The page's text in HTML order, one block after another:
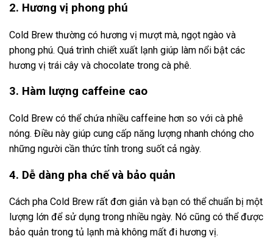
2. Hương vị phong phú
Cold Brew thường có hương vị mượt mà, ngọt ngào và
phong phú. Quá trình chiết xuất lạnh giúp làm nổi bật các
hương vị trái cây và chocolate trong cà phê.
3. Hàm lượng caffeine cao
Cold Brew có thể chứa nhiều caffeine hơn so với cà phê
nóng. Điều này giúp cung cấp năng lượng nhanh chóng cho
những người cần thức tỉnh trong suốt cả ngày.
4. Dễ dàng pha chế và bảo quản
Cách pha Cold Brew rất đơn giản và bạn có thể chuẩn bị một
lượng lớn để sử dụng trong nhiều ngày. Nó cũng có thể được
bảo quản trong tủ lạnh mà không mất đi hương vị.